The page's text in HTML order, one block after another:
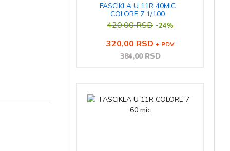
FASCIKLA U 11R 40MIC
COLORE 7 1/100
420,00 RSD -24%
320,00 RSD + PDV
384,00 RSD